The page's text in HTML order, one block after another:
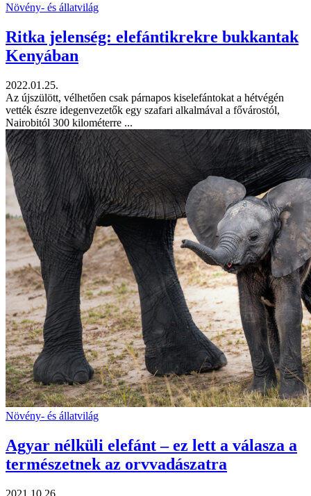
Növény- és állatvilág
Ritka jelenség: elefántikrekre bukkantak
Kenyában
2022.01.25.
Az újszülött, vélhetően csak párnapos kiselefántokat a hétvégén
vették észre idegenvezetők egy szafari alkalmával a fővárostól,
Nairobitól 300 kilométerre ...
Növény- és állatvilág
Agyar nélküli elefánt – ez lett a válasza a
természetnek az orvvadászatra
2021.10.26.